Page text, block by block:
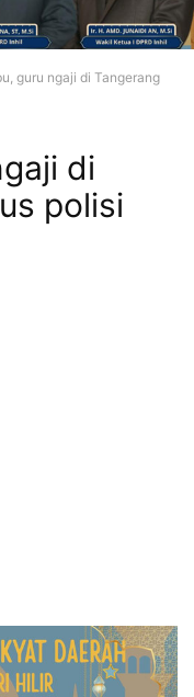
guru ngaji di Tangerang
di
polisi